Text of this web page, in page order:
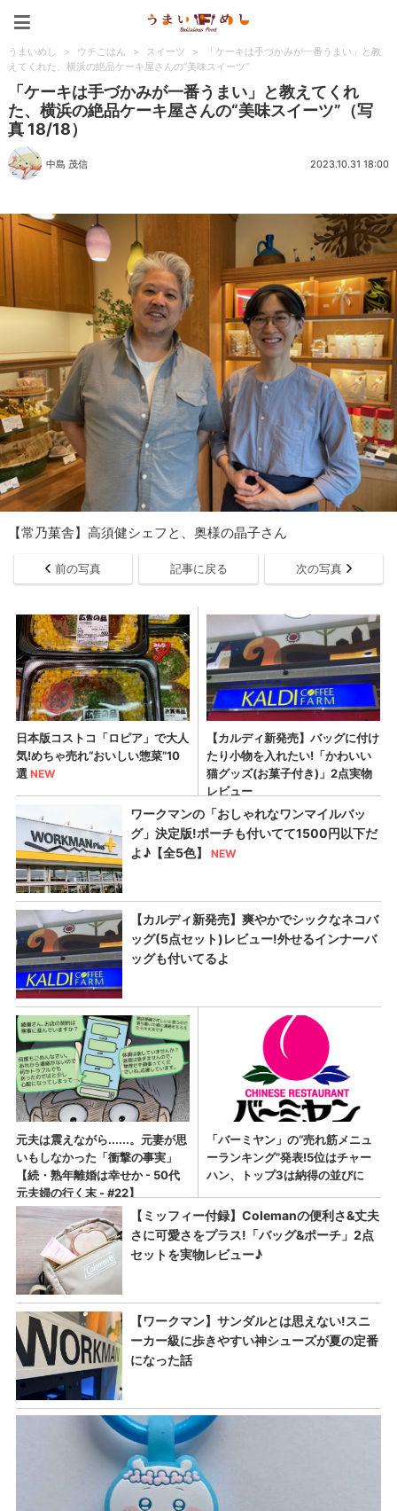
うまいめし > ウチごはん > スイーツ >
「ケーキは手づかみが一番うまい」と教
えてくれた、横浜の絶品ケーキ屋さんの“美味スイーツ”
「ケーキは手づかみが一番うまい」と教えてくれ
た、横浜の絶品ケーキ屋さんの“美味スイーツ”（写
真 18/18）
中島 茂信 2023.10.31 18:00
【常乃菓舎】高須健シェフと、奥様の晶子さん
前の写真 記事に戻る 次の写真